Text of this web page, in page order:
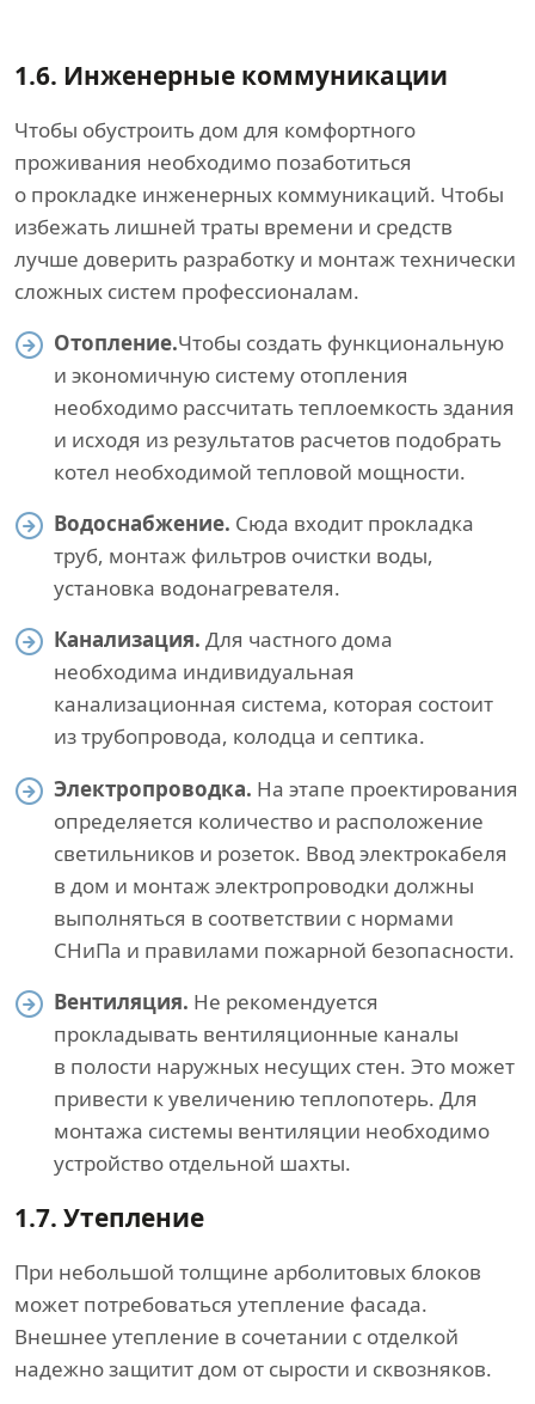
1.6. Инженерные коммуникации
Чтобы обустроить дом для комфортного
проживания необходимо позаботиться
о прокладке инженерных коммуникаций. Чтобы
избежать лишней траты времени и средств
лучше доверить разработку и монтаж технически
сложных систем профессионалам.
Отопление.Чтобы создать функциональную
и экономичную систему отопления
необходимо рассчитать теплоемкость здания
и исходя из результатов расчетов подобрать
котел необходимой тепловой мощности.
Водоснабжение. Сюда входит прокладка
труб, монтаж фильтров очистки воды,
установка водонагревателя.
Канализация. Для частного дома
необходима индивидуальная
канализационная система, которая состоит
из трубопровода, колодца и септика.
Электропроводка. На этапе проектирования
определяется количество и расположение
светильников и розеток. Ввод электрокабеля
в дом и монтаж электропроводки должны
выполняться в соответствии с нормами
СНиПа и правилами пожарной безопасности.
Вентиляция. Не рекомендуется
прокладывать вентиляционные каналы
в полости наружных несущих стен. Это может
привести к увеличению теплопотерь. Для
монтажа системы вентиляции необходимо
устройство отдельной шахты.
1.7. Утепление
При небольшой толщине арболитовых блоков
может потребоваться утепление фасада.
Внешнее утепление в сочетании с отделкой
надежно защитит дом от сырости и сквозняков.